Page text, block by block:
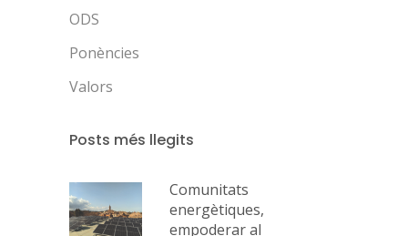
ODS
Ponències
Valors
Posts més llegits
Comunitats
energètiques,
empoderar al